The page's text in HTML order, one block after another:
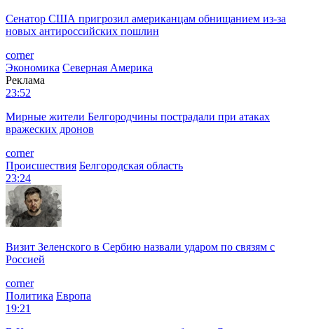
Сенатор США пригрозил американцам обнищанием из-за
новых антироссийских пошлин
corner
Экономика Северная Америка
Реклама
23:52
Мирные жители Белгородчины пострадали при атаках
вражеских дронов
corner
Происшествия Белгородская область
23:24
Визит Зеленского в Сербию назвали ударом по связям с
Россией
corner
Политика Европа
19:21